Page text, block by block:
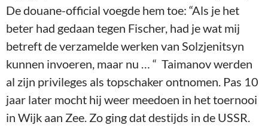
De douane-official voegde hem toe: “Als je het
beter had gedaan tegen Fischer, had je wat mij
betreft de verzamelde werken van Solzjenitsyn
kunnen invoeren, maar nu … “ Taimanov werden
al zijn privileges als topschaker ontnomen. Pas 10
jaar later mocht hij weer meedoen in het toernooi
in Wijk aan Zee. Zo ging dat destijds in de USSR.